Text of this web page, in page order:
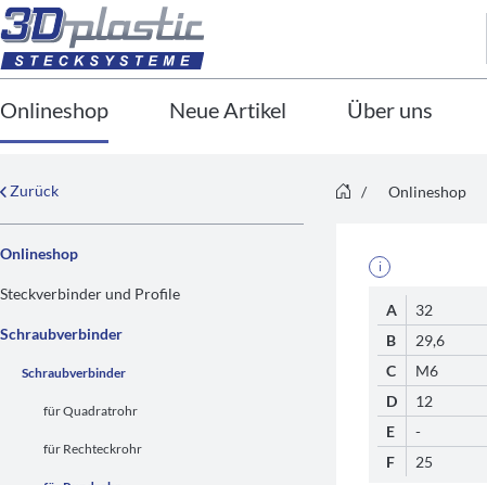
Onlineshop Neue Artikel Über uns
Zurück / Onlineshop
Onlineshop
Steckverbinder und Profile
Schraubverbinder
Schraubverbinder
für Quadratrohr
für Rechteckrohr
i
A
32
B
29,6
C
M6
D
12
E
-
F
25